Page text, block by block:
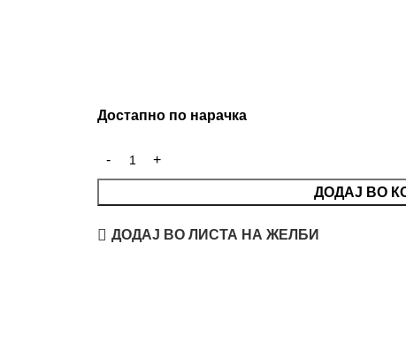
Достапно по нарачка
ДОДАЈ ВО
ДОДАЈ ВО ЛИСТА НА ЖЕЛБИ